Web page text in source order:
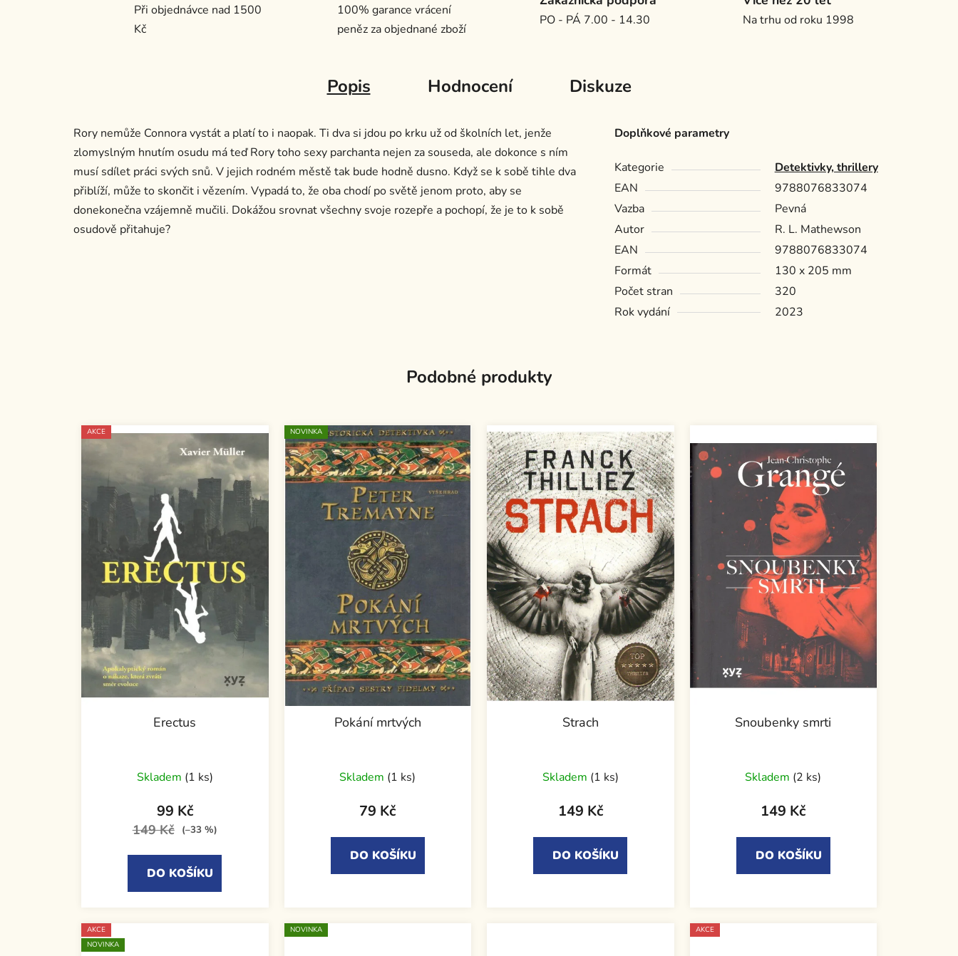
Při objednávce nad 1500
Kč
100% garance vrácení
peněz za objednané zboží
PO - PÁ 7.00 - 14.30 Na trhu od roku 1998
Popis Hodnocení Diskuze
Rory nemůže Connora vystát a platí to i naopak. Ti dva si jdou po krku už od školních let, jenže
zlomyslným hnutím osudu má teď Rory toho sexy parchanta nejen za souseda, ale dokonce s ním
musí sdílet práci svých snů. V jejich rodném městě tak bude hodně dusno. Když se k sobě tihle dva
přiblíží, může to skončit i vězením. Vypadá to, že oba chodí po světě jenom proto, aby se
donekonečna vzájemně mučili. Dokážou srovnat všechny svoje rozepře a pochopí, že je to k sobě
osudově přitahuje?
Doplňkové parametry
Kategorie
Detektivky, thrillery
EAN
9788076833074
Vazba
Pevná
Autor
R. L. Mathewson
EAN
9788076833074
Formát
130 x 205 mm
Počet stran
320
Rok vydání
2023
Podobné produkty
AKCE
Erectus
Skladem (1 ks)
99 Kč
149 Kč (–33 %)
DO KOŠÍKU
NOVINKA
Pokání mrtvých
Skladem (1 ks)
79 Kč
DO KOŠÍKU
Strach
Skladem (1 ks)
149 Kč
DO KOŠÍKU
Snoubenky smrti
Skladem (2 ks)
149 Kč
DO KOŠÍKU
AKCE
NOVINKA
NOVINKA AKCE